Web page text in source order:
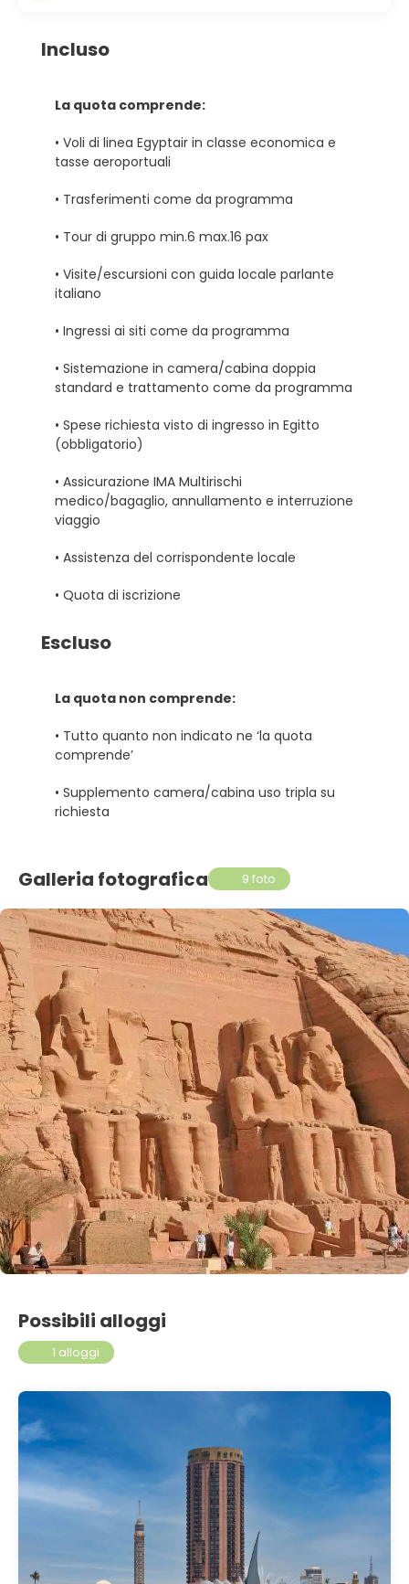
Incluso
La quota comprende:
• Voli di linea Egyptair in classe economica e
tasse aeroportuali
• Trasferimenti come da programma
• Tour di gruppo min.6 max.16 pax
• Visite/escursioni con guida locale parlante
italiano
• Ingressi ai siti come da programma
• Sistemazione in camera/cabina doppia
standard e trattamento come da programma
• Spese richiesta visto di ingresso in Egitto
(obbligatorio)
• Assicurazione IMA Multirischi
medico/bagaglio, annullamento e interruzione
viaggio
• Assistenza del corrispondente locale
• Quota di iscrizione
Escluso
La quota non comprende:
• Tutto quanto non indicato ne ‘la quota
comprende’
• Supplemento camera/cabina uso tripla su
richiesta
Galleria fotografica 9 foto
Possibili alloggi
1 alloggi